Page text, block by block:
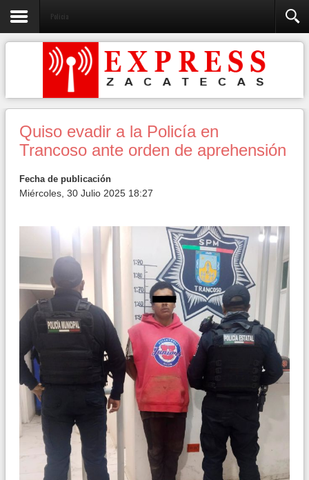
Policia
Quiso evadir a la Policía en
Trancoso ante orden de aprehensión
Fecha de publicación
Miércoles, 30 Julio 2025 18:27